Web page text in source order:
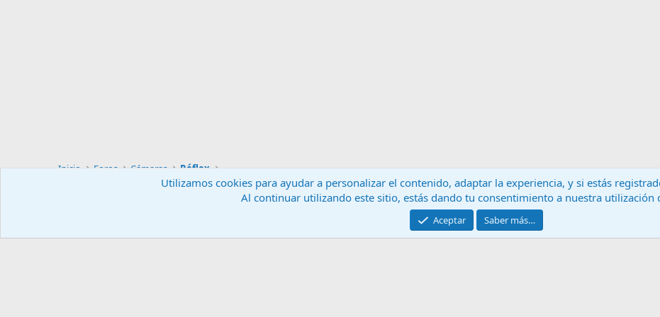
Inicio Foros Cámaras Réflex
Contáctanos
Community platform by XenForo® © 2010-2024 XenForo Ltd.
Utilizamos cookies para ayudar a personalizar el contenido, adaptar la experiencia, y si estás
Al continuar utilizando este sitio, estás dando tu consentimiento a nuestra utilización
Aceptar Saber más…